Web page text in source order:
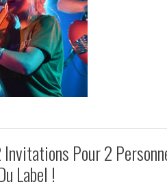
Invitations Pour 2
Label !